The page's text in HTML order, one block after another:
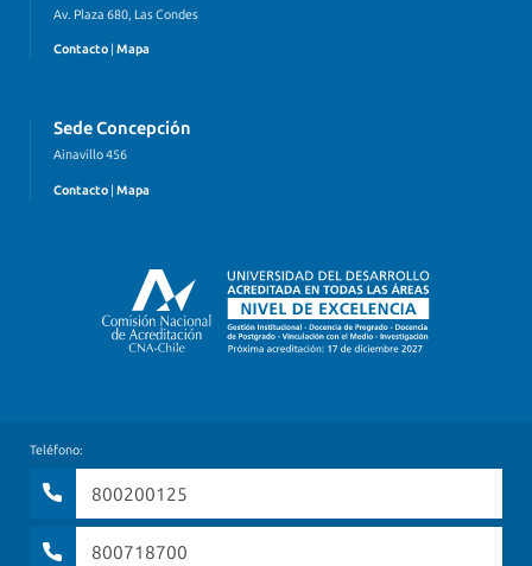
Av. Plaza 680, Las Condes
Contacto | Mapa
Sede Concepción
Ainavillo 456
Contacto | Mapa
Teléfono:
800200125
800718700